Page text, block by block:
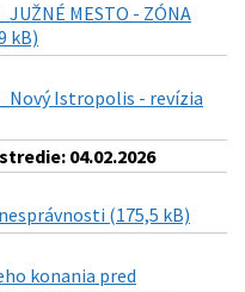
MESTO - ZÓNA
kB)
Istropolis - revízia
04.02.2026
(175,5 kB)
konania pred